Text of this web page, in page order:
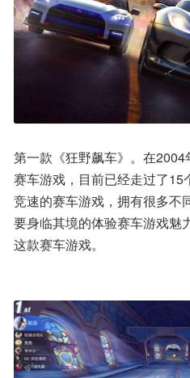
第一款《狂野飙车》。在
赛车游戏，目前已经走过了
竞速的赛车游戏，拥有很多不
要身临其境的体验赛车游戏魅
这款赛车游戏。